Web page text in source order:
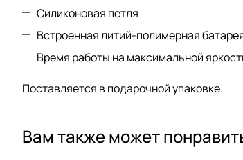
Силиконовая петля
Встроенная литий-полимерная
Время работы на максимальной
Поставляется в подарочной упаковке.
Вам также может